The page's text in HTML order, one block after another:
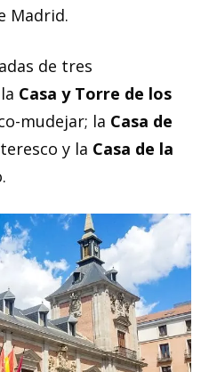
Madrid.
de tres
Casa y Torre de los
mudejar; la Casa de
y la Casa de la